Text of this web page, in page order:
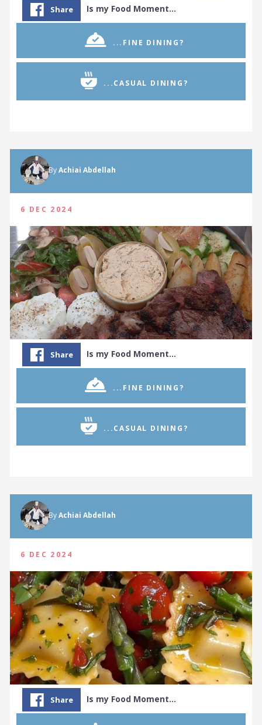
© 2026 WORLD GOURMET SOCIETY
TERMS & CONDITIONS
PRIVACY POLICY
Share Is my Food Moment…
...FINE DINING?
...CASUAL DINING?
ByAchiai Abdellah
6 DEC 2024
Share Is my Food Moment…
...FINE DINING?
...CASUAL DINING?
ByAchiai Abdellah
6 DEC 2024
Share Is my Food Moment…